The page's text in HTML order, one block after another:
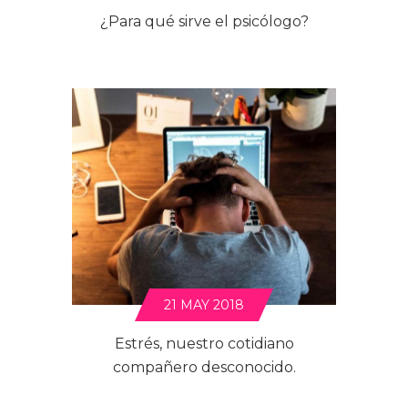
¿Para qué sirve el psicólogo?
21 MAY 2018
Estrés, nuestro cotidiano
compañero desconocido.